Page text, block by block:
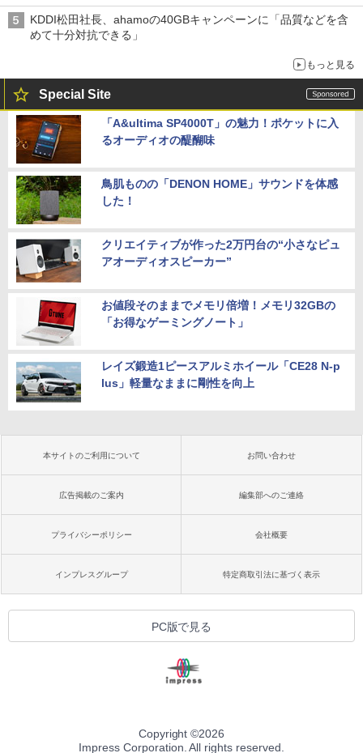
穴と楽天モバイルの課題
KDDI松田社長、ahamoの40GBキャンペーンに「品質などを含
めて十分対抗できる」
もっと見る
Special Site
「A&ultima SP4000T」の魅力！ポケットに入
るオーディオの醍醐味
鳥肌ものの「DENON HOME」サウンドを体感
した！
クリエイティブが作った2万円台の“小さなピュ
アオーディオスピーカー”
お値段そのままでメモリ倍増！メモリ32GBの
「お得なゲーミングノート」
レイズ鍛造1ピースアルミホイール「CE28 N-p
lus」軽量なままに剛性を向上
本サイトのご利用について お問い合わせ
広告掲載のご案内 編集部へのご連絡
プライバシーポリシー 会社概要
インプレスグループ 特定商取引法に基づく表示
PC版で見る
Copyright ©2026
Impress Corporation. All rights reserved.